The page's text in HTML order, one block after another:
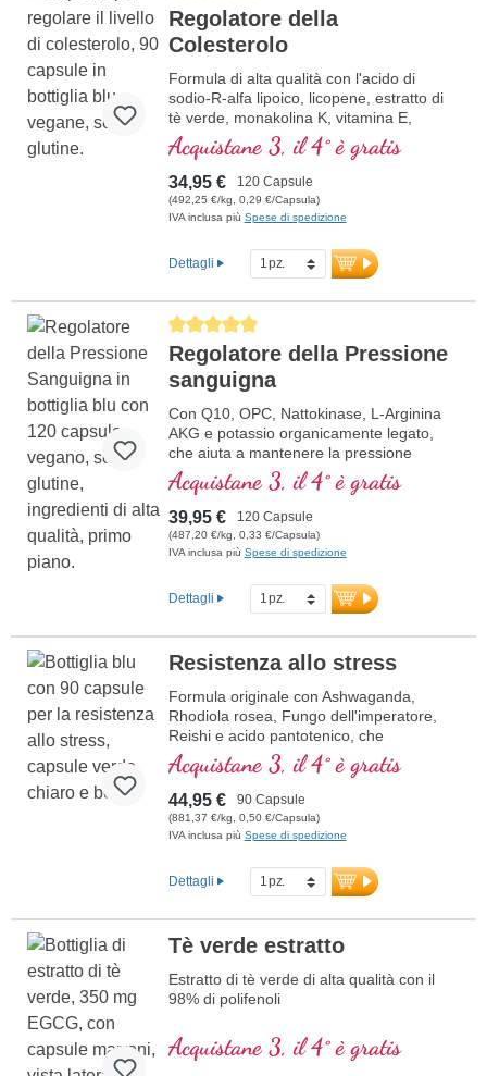
Regolatore della
Colesterolo
Formula di alta qualità con l'acido di
sodio-R-alfa lipoico, licopene, estratto di
tè verde, monakolina K, vitamina E,
vitamina B3 e beta glucano, che
contribuisce al mantenimento della
normale colesterolo nel sangue.
Acquistane 3, il 4° è gratis
34,95 € 120 Capsule
(492,25 €/kg, 0,29 €/Capsula)
IVA inclusa più Spese di spedizione
Dettagli
Average rating of 5 out of 5 stars
Regolatore della Pressione
sanguigna
Con Q10, OPC, Nattokinase, L-Arginina
AKG e potassio organicamente legato,
che aiuta a mantenere la pressione
sanguigna normale.
Acquistane 3, il 4° è gratis
39,95 € 120 Capsule
(487,20 €/kg, 0,33 €/Capsula)
IVA inclusa più Spese di spedizione
Dettagli
Resistenza allo stress
Formula originale con Ashwaganda,
Rhodiola rosea, Fungo dell'imperatore,
Reishi e acido pantotenico, che
contribuisce alla normale prestazioni
mentali. La vitamina E aiuta a proteggere
le cellule dallo stress ossidativo.
Acquistane 3, il 4° è gratis
44,95 € 90 Capsule
(881,37 €/kg, 0,50 €/Capsula)
IVA inclusa più Spese di spedizione
Dettagli
Tè verde estratto
Estratto di tè verde di alta qualità con il
98% di polifenoli
Acquistane 3, il 4° è gratis